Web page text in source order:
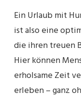
Ein Urlaub mit
ist also eine
die ihren treuen
Hier können
erholsame Zeit
erleben – ganz